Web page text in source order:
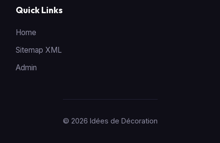
Quick Links
Home
Sitemap XML
Admin
© 2026 Idées de Décoration